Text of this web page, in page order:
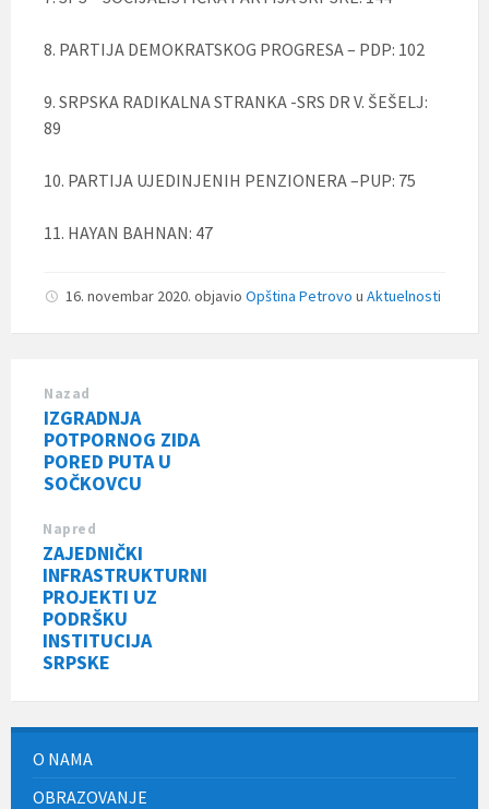
8. PARTIJA DEMOKRATSKOG PROGRESA – PDP: 102
9. SRPSKA RADIKALNA STRANKA -SRS DR V. ŠEŠELJ:
89
10. PARTIJA UJEDINJENIH PENZIONERA –PUP: 75
11. HAYAN BAHNAN: 47
16. novembar 2020. objavio Opština Petrovo u Aktuelnosti
Nazad
IZGRADNJA
POTPORNOG ZIDA
PORED PUTA U
SOČKOVCU
Napred
ZAJEDNIČKI
INFRASTRUKTURNI
PROJEKTI UZ
PODRŠKU
INSTITUCIJA
SRPSKE
O NAMA
OBRAZOVANJE